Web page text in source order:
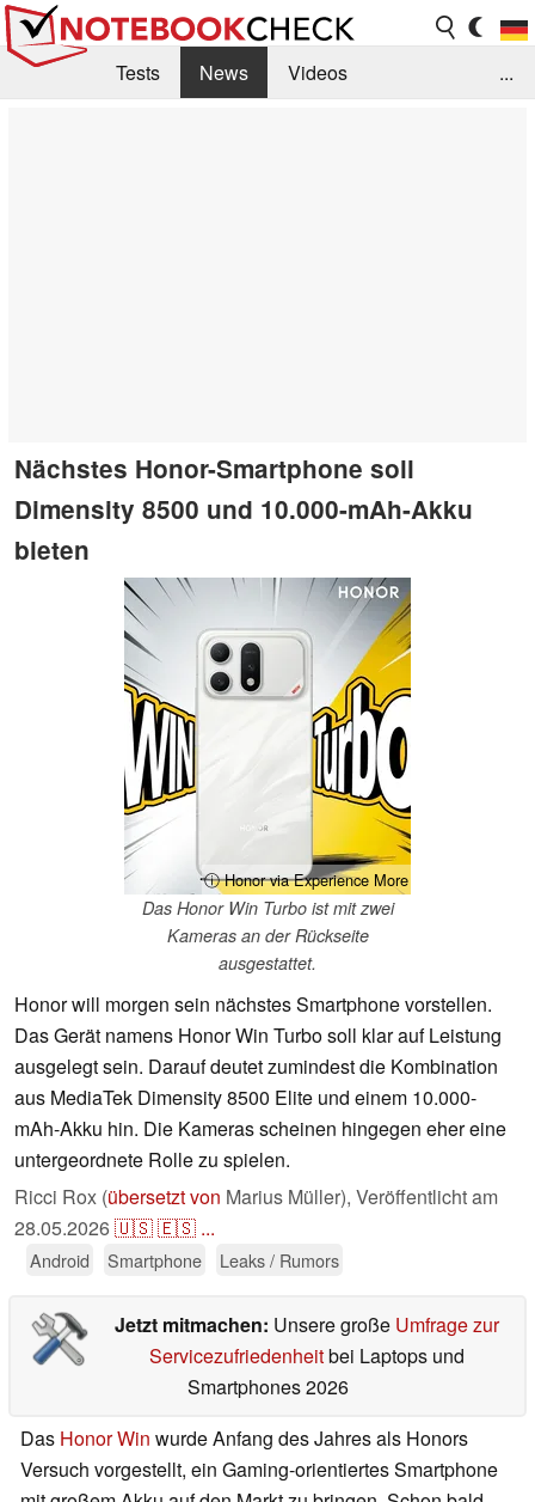
Tests News
Videos
...
Nächstes Honor-Smartphone soll
Dimensity 8500 und 10.000-mAh-Akku
bieten
ⓘ Honor via Experience More
Das Honor Win Turbo ist mit zwei
Kameras an der Rückseite
ausgestattet.
Honor will morgen sein nächstes Smartphone vorstellen.
Das Gerät namens Honor Win Turbo soll klar auf Leistung
ausgelegt sein. Darauf deutet zumindest die Kombination
aus MediaTek Dimensity 8500 Elite und einem 10.000-
mAh-Akku hin. Die Kameras scheinen hingegen eher eine
untergeordnete Rolle zu spielen.
Ricci Rox (übersetzt von Marius Müller), Veröffentlicht am
28.05.2026🇺🇸🇪🇸 ...
Android Smartphone Leaks / Rumors
Jetzt mitmachen: Unsere große Umfrage zur
Servicezufriedenheitbei Laptops und
Smartphones 2026
Das Honor Win wurde Anfang des Jahres als Honors
Versuch vorgestellt, ein Gaming-orientiertes Smartphone